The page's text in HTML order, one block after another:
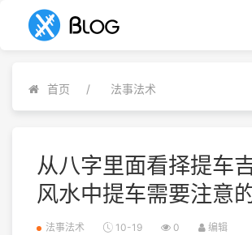
首页 法事法术
从八字里面看择提车
风水中提车需要注意
法事法术 10-19 0 编辑